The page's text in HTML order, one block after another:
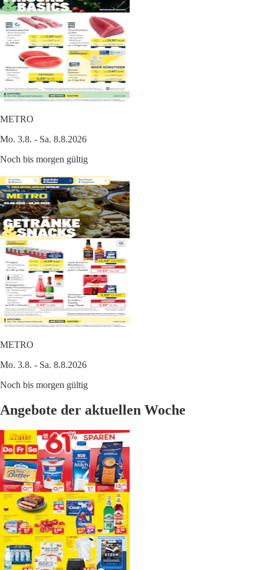
METRO
Mo. 3.8. - Sa. 8.8.2026
Noch bis morgen gültig
METRO
Mo. 3.8. - Sa. 8.8.2026
Noch bis morgen gültig
Angebote der aktuellen Woche